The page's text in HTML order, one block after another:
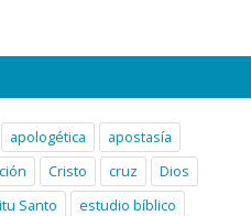
apologética
apostasía
Cristo cruz
Dios
Santo
estudio bíblico